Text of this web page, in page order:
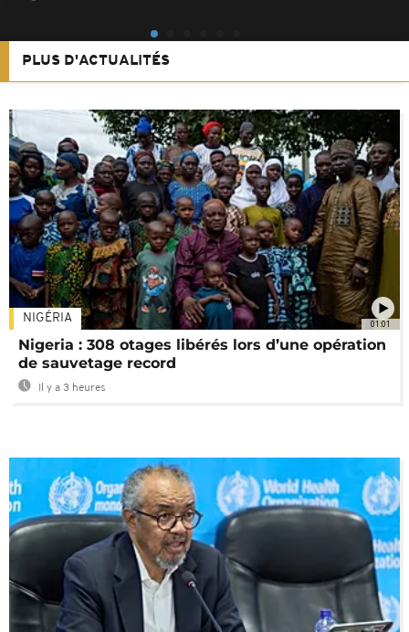
PLUS D'ACTUALITÉS
01:01
NIGÉRIA
Nigeria : 308 otages libérés lors d’une opération
de sauvetage record
Il y a 3 heures